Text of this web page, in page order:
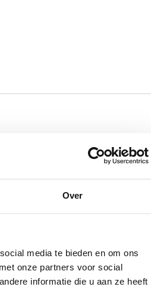
Over
media te bieden en om ons
onze partners voor social
informatie die u aan ze heeft